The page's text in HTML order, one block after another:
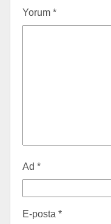
Yorum *
Ad *
E-posta *